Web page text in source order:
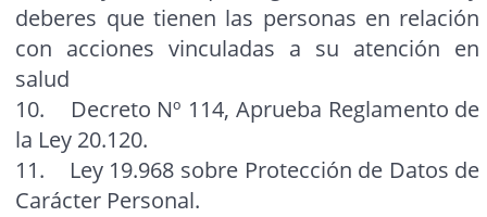
deberes que tienen las personas en relación
con acciones vinculadas a su atención en
salud
10. Decreto Nº 114, Aprueba Reglamento de
la Ley 20.120.
11. Ley 19.968 sobre Protección de Datos de
Carácter Personal.